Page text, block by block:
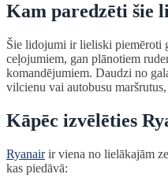
Kam paredzēti šie
Šie lidojumi ir lieliski piemēroti
ceļojumiem, gan plānotiem
komandējumiem. Daudzi no
vilcienu vai autobusu
Kāpēc izvēlēties
Ryanairir viena no lielākajām
kas piedāvā: